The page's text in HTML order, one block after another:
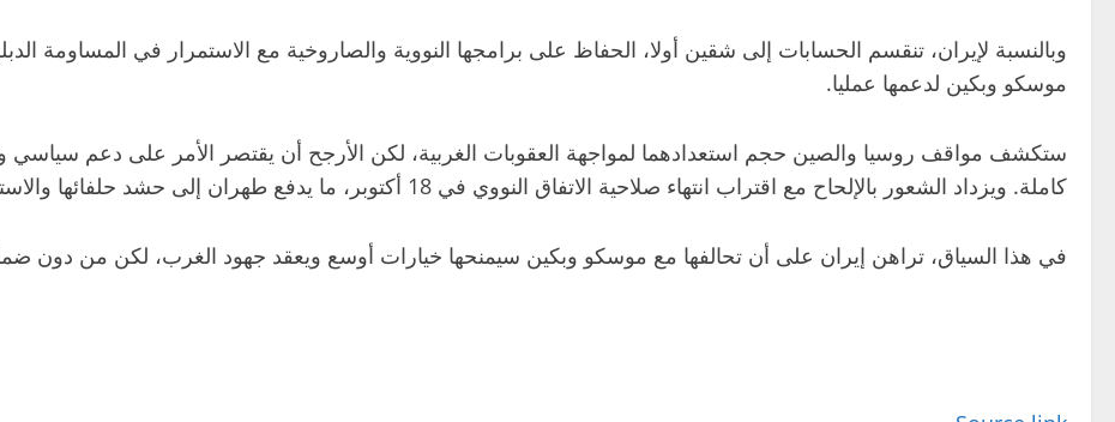
وبالنسبة لإيران، تنقسم الحسابات إلى شقين أولا، الحفاظ على برامجها النووية والصاروخية مع الاستمرار في المساومة
موسكو وبكين لدعمها عمليا.
ستكشف مواقف روسيا والصين حجم استعدادهما لمواجهة العقوبات الغربية، لكن الأرجح أن يقتصر الأمر على دعم سياسي
كاملة. ويزداد الشعور بالإلحاح مع اقتراب انتهاء صلاحية الاتفاق النووي في 18 أكتوبر، ما يدفع طهران إلى حشد حلفائها والاستعداد لسيناريوهات بديلة.
في هذا السياق، تراهن إيران على أن تحالفها مع موسكو وبكين سيمنحها خيارات أوسع ويعقد جهود الغرب، لكن من دون